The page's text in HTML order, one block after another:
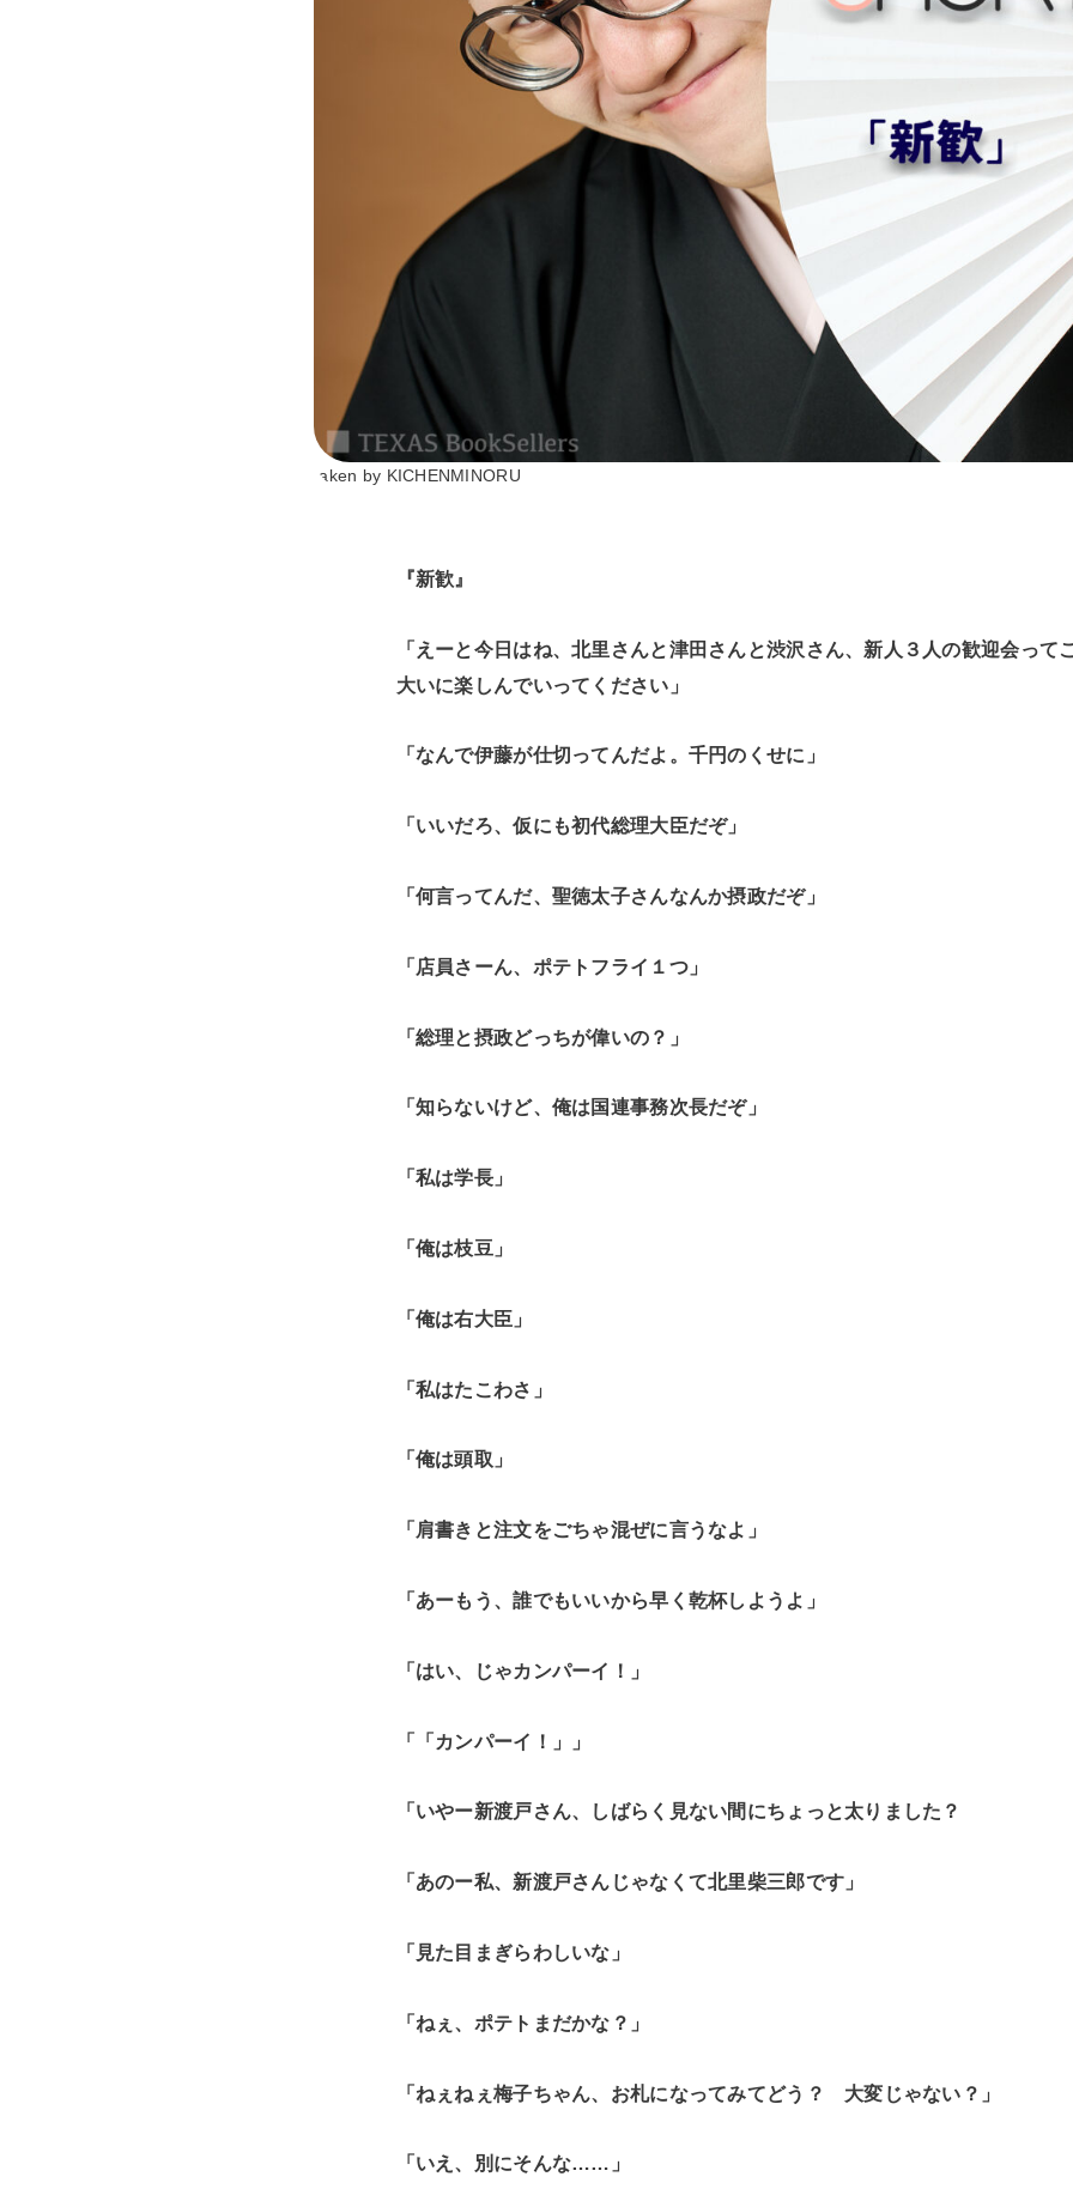
taken by KICHENMINORU
『新歓』
「えーと今日はね、北里さんと津田さんと渋沢さん、新人３人の歓迎会って
大いに楽しんでいってください」
「なんで伊藤が仕切ってんだよ。千円のくせに」
「いいだろ、仮にも初代総理大臣だぞ」
「何言ってんだ、聖徳太子さんなんか摂政だぞ」
「店員さーん、ポテトフライ１つ」
「総理と摂政どっちが偉いの？」
「知らないけど、俺は国連事務次長だぞ」
「私は学長」
「俺は枝豆」
「俺は右大臣」
「私はたこわさ」
「俺は頭取」
「肩書きと注文をごちゃ混ぜに言うなよ」
「あーもう、誰でもいいから早く乾杯しようよ」
「はい、じゃカンパーイ！」
「「カンパーイ！」」
「いやー新渡戸さん、しばらく見ない間にちょっと太りました？
「あのー私、新渡戸さんじゃなくて北里柴三郎です」
「見た目まぎらわしいな」
「ねぇ、ポテトまだかな？」
「ねぇねぇ梅子ちゃん、お札になってみてどう？ 大変じゃない？」
「いえ、別にそんな……」